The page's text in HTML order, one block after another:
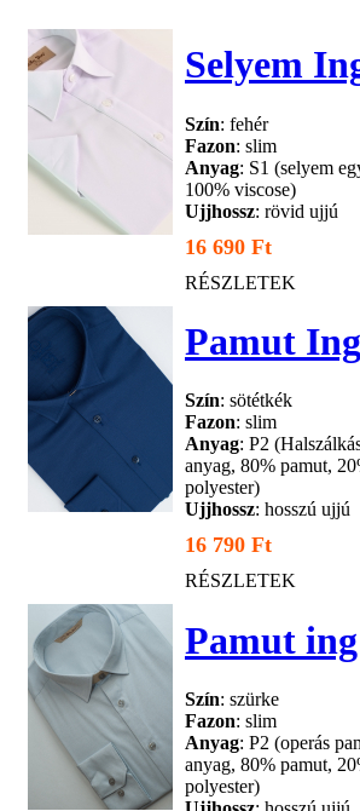
Selyem
Szín: fehér
Fazon: slim
Anyag: S1 (selyem
100% viscose)
Ujjhossz: rövid ujjú
16 690 Ft
RÉSZLETEK
Pamut Ing
Szín: sötétkék
Fazon: slim
Anyag: P2
anyag, 80% pamut,
polyester)
Ujjhossz: hosszú ujjú
16 790 Ft
RÉSZLETEK
Pamut ing
Szín: szürke
Fazon: slim
Anyag: P2 (operás
anyag, 80% pamut,
polyester)